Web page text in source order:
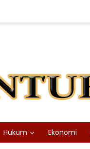
Hukum Ekonomi